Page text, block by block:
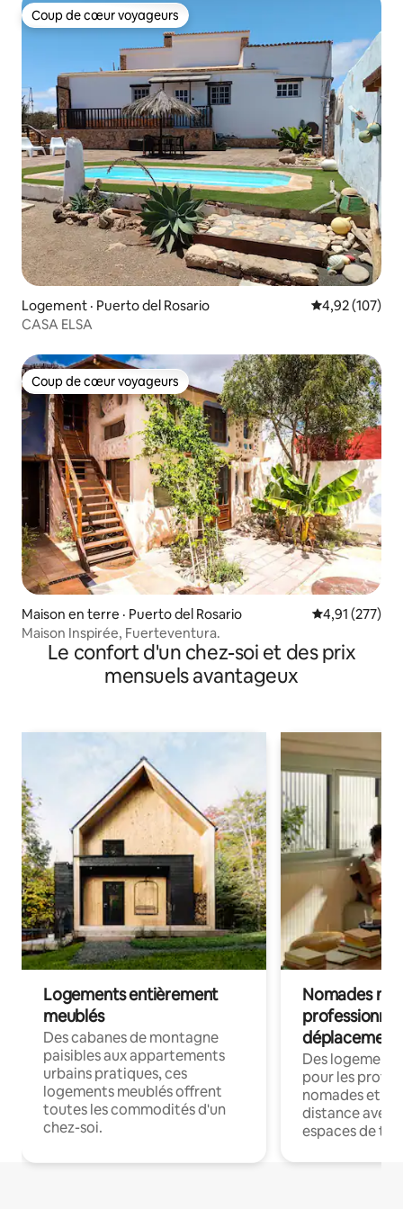
Coup de cœur voyageurs
Coup de cœur voyageurs
Logement · Puerto del Rosario Note
4,92 (107)
CASA ELSA
Coup de cœur voyageurs
Coup de cœur voyageurs
Maison en terre · Puerto del Rosario Note
4,91 (277)
Maison Inspirée, Fuerteventura.
Le confort d'un chez-soi et des prix
mensuels avantageux
Logements entièrement
meublés
Des cabanes de montagne
paisibles aux appartements
urbains pratiques, ces
logements meublés offrent
toutes les commodités d'un
chez-soi.
Nomades
déplacement
Des
pour les
nomades et
distance avec
espaces de